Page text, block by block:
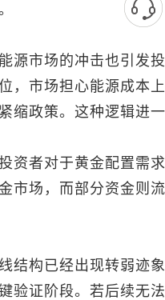
源市场的冲击也引发
，市场担心能源成本
缩政策。这种逻辑进
资者对于黄金配置需
市场，而部分资金则
结构已经出现转弱迹
验证阶段。若后续无